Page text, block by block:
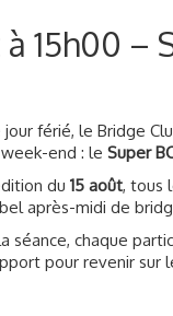
15h00 –
end : leSuper
du15 août, tous
après-midi de
séance, chaque
pour revenir sur